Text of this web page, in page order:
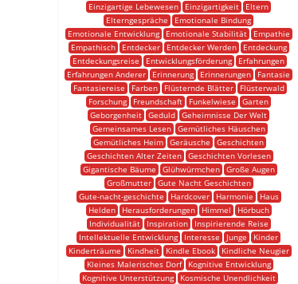
Einzigartige Lebewesen
Einzigartigkeit
Eltern
Elterngespräche
Emotionale Bindung
Emotionale Entwicklung
Emotionale Stabilität
Empathie
Empathisch
Entdecker Entdecker Werden
Entdeckung
Entdeckungsreise
Entwicklungsförderung
Erfahrungen
Erfahrungen Anderer
Erinnerung Erinnerungen
Fantasie
Fantasiereise
Farben Flüsternde Blätter
Flüsterwald
Forschung
Freundschaft Funkelwiese
Garten
Geborgenheit Geduld Geheimnisse Der Welt
Gemeinsames Lesen
Gemütliches Häuschen
Gemütliches Heim Geräusche
Geschichten
Geschichten Alter Zeiten
Geschichten Vorlesen
Gigantische Bäume
Glühwürmchen
Große Augen
Großmutter
Gute Nacht Geschichten
Gute-nacht-geschichte
Hardcover Harmonie
Haus
Helden
Herausforderungen Himmel
Hörbuch
Individualität
Inspiration
Inspirierende Reise
Intellektuelle Entwicklung
Interesse Junge
Kinder
Kinderträume
Kindheit Kindle Ebook
Kindliche Neugier
Kleines Malerisches Dorf
Kognitive Entwicklung
Kognitive Unterstützung
Kosmische Unendlichkeit